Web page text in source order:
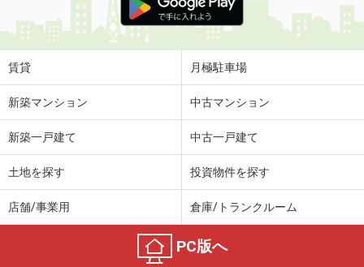
賃貸 月極駐車場
新築マンション 中古マンション
新築一戸建て 中古一戸建て
土地を探す 投資物件を探す
店舗/事業用 倉庫/トランクルーム
PC版へ